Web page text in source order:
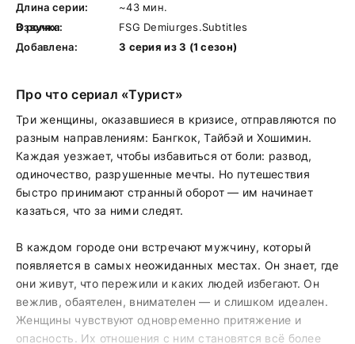
Длина серии:
~43 мин.
В ролях:
Озвучка:
FSG Demiurges.Subtitles
Добавлена:
3 серия из 3 (1 сезон)
Про что сериал «Турист»
Три женщины, оказавшиеся в кризисе, отправляются по
разным направлениям: Бангкок, Тайбэй и Хошимин.
Каждая уезжает, чтобы избавиться от боли: развод,
одиночество, разрушенные мечты. Но путешествия
быстро принимают странный оборот — им начинает
казаться, что за ними следят.
В каждом городе они встречают мужчину, который
появляется в самых неожиданных местах. Он знает, где
они живут, что пережили и каких людей избегают. Он
вежлив, обаятелен, внимателен — и слишком идеален.
Женщины чувствуют одновременно притяжение и
опасность. Их отношения с ним становятся всё более